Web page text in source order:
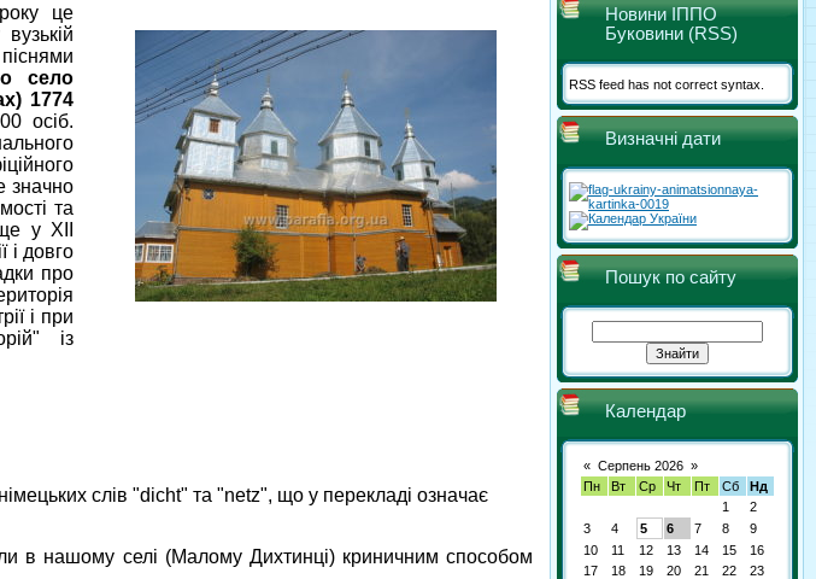
це
село
1774
осіб.
значно
та
у ХІІ
і довго
про
і при
із
слів "dicht" та "netz", що у перекладі означає
в нашому селі (Малому Дихтинці) криничним способом
Новини ІППО
Буковини (RSS)
RSS feed has not correct syntax.
Визначні дати
Пошук по сайту
Календар
« Серпень 2026 »
Пн
Вт Ср Чт Пт Сб
Нд
1
2
3
4 5 6 7 8
9
10
11 12 13 14 15
16
17
18 19 20 21 22
23